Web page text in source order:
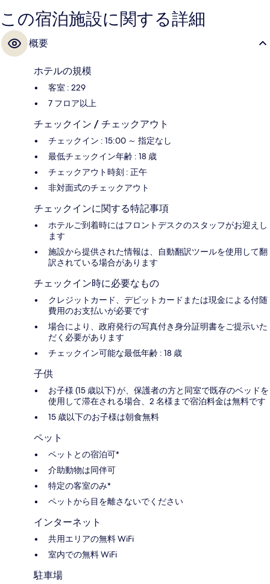
ーリー 駅までは 8 分です。
この宿泊施設に関する詳細
概要
ホテルの規模
客室 : 229
7 フロア以上
チェックイン / チェックアウト
チェックイン : 15:00 ～ 指定なし
最低チェックイン年齢 : 18 歳
チェックアウト時刻 : 正午
非対面式のチェックアウト
チェックインに関する特記事項
ホテルご到着時にはフロントデスクのスタッフがお迎えし
ます
施設から提供された情報は、自動翻訳ツールを使用して翻
訳されている場合があります
チェックイン時に必要なもの
クレジットカード、デビットカードまたは現金による付随
費用のお支払いが必要です
場合により、政府発行の写真付き身分証明書をご提示いた
だく必要があります
チェックイン可能な最低年齢 : 18 歳
子供
お子様 (15 歳以下) が、保護者の方と同室で既存のベッドを
使用して滞在される場合、2 名様まで宿泊料金は無料です
15 歳以下のお子様は朝食無料
ペット
ペットとの宿泊可*
介助動物は同伴可
特定の客室のみ*
ペットから目を離さないでください
インターネット
共用エリアの無料 WiFi
室内での無料 WiFi
駐車場